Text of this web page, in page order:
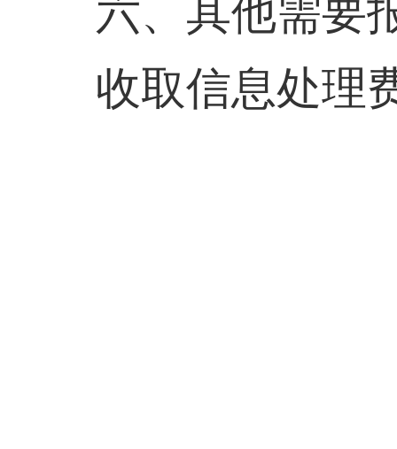
六、其他需要
收取信息处理